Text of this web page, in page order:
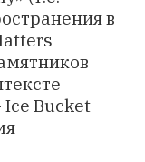
в
Ice Bucket